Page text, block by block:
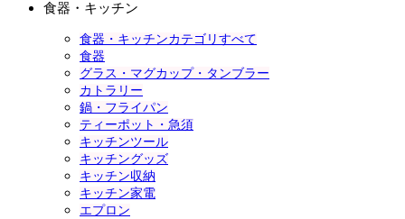
食器・キッチン
食器・キッチンカテゴリすべて
食器
グラス・マグカップ・タンブラー
カトラリー
鍋・フライパン
ティーポット・急須
キッチンツール
キッチングッズ
キッチン収納
キッチン家電
エプロン